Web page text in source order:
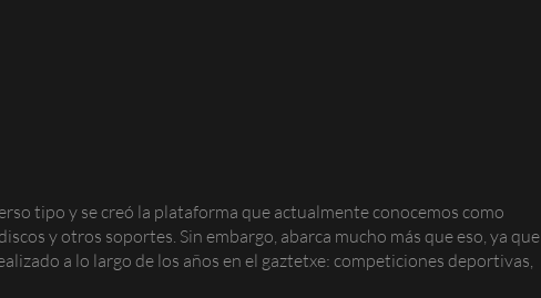
tipo y se creó la plataforma que actualmente conocemos como
y otros soportes. Sin embargo, abarca mucho más que eso, ya que
a lo largo de los años en el gaztetxe: competiciones deportivas,